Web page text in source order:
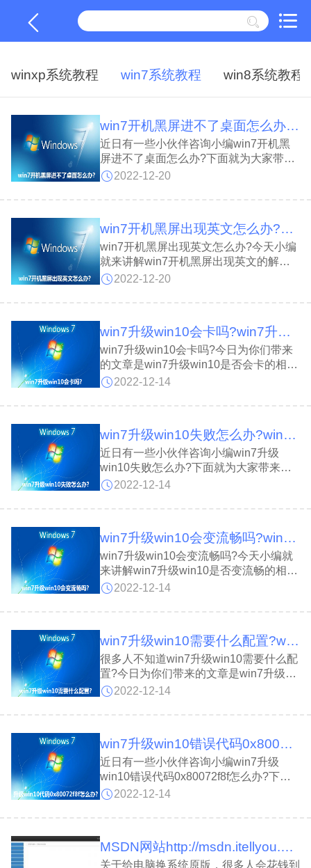
winxp系统教程 win7系统教程 win8系统教程
win7开机黑屏进不了桌面怎么办?win7开机黑屏进不了桌面解决方法
近日有一些小伙伴咨询小编win7开机黑
屏进不了桌面怎么办?下面就为大家带来
了win7开机黑屏进不了桌面的解决方
2022-12-20
win7开机黑屏出现英文怎么办?win7开机黑屏出现英文解决方法
win7开机黑屏出现英文怎么办?今天小编
就来讲解win7开机黑屏出现英文的解决
方法，感兴趣的快跟小编一起来看看吧，
2022-12-20
win7升级win10会卡吗?win7升级win10是否会卡介绍
win7升级win10会卡吗?今日为你们带来
的文章是win7升级win10是否会卡的相关
介绍，还有不清楚小伙伴和小编一起去学
2022-12-14
win7升级win10失败怎么办?win7升级win10失败的解决方法
近日有一些小伙伴咨询小编win7升级
win10失败怎么办?下面就为大家带来了
win7升级win10失败的解决方法，有需要
2022-12-14
win7升级win10会变流畅吗?win7升级win10是否变流畅介绍
win7升级win10会变流畅吗?今天小编就
来讲解win7升级win10是否变流畅的相关
介绍，感兴趣的快跟小编一起来看看吧，
2022-12-14
win7升级win10需要什么配置?win7升级win10配置要求介绍
很多人不知道win7升级win10需要什么配
置?今日为你们带来的文章是win7升级
win10的配置要求介绍，还有不清楚小伙
2022-12-14
win7升级win10错误代码0x80072f8f怎么办?win7升级win10错误代码0x80072f8f解决方法
近日有一些小伙伴咨询小编win7升级
win10错误代码0x80072f8f怎么办?下面
就为大家带来了win7升级win10错误代码
可以来了解了解哦。
2022-12-14
MSDN网站http://msdn.itellyou.cn_Win7 iso镜像
关于给电脑换系统原版，很多人会花钱到